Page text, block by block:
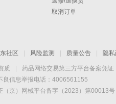
取消订单
社区 风险监测 质量公告 隐
质 药品网络交易第三方平台备案凭证
良信息举报电话：4006561155
（京）网械平台备字（2023）第00013号